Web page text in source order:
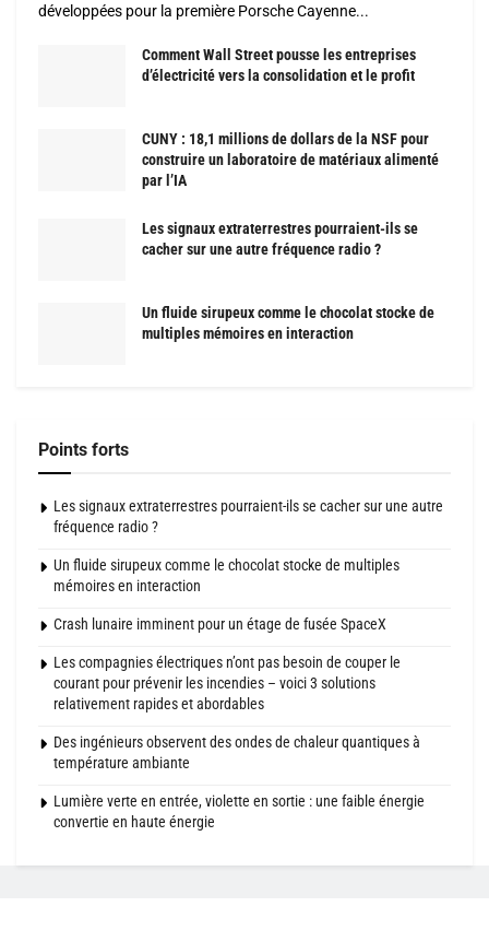
développées pour la première Porsche Cayenne...
Comment Wall Street pousse les entreprises
d’électricité vers la consolidation et le profit
CUNY : 18,1 millions de dollars de la NSF pour
construire un laboratoire de matériaux alimenté
par l’IA
Les signaux extraterrestres pourraient-ils se
cacher sur une autre fréquence radio ?
Un fluide sirupeux comme le chocolat stocke de
multiples mémoires en interaction
Points forts
Les signaux extraterrestres pourraient-ils se cacher sur une autre
fréquence radio ?
Un fluide sirupeux comme le chocolat stocke de multiples
mémoires en interaction
Crash lunaire imminent pour un étage de fusée SpaceX
Les compagnies électriques n’ont pas besoin de couper le
courant pour prévenir les incendies – voici 3 solutions
relativement rapides et abordables
Des ingénieurs observent des ondes de chaleur quantiques à
température ambiante
Lumière verte en entrée, violette en sortie : une faible énergie
convertie en haute énergie